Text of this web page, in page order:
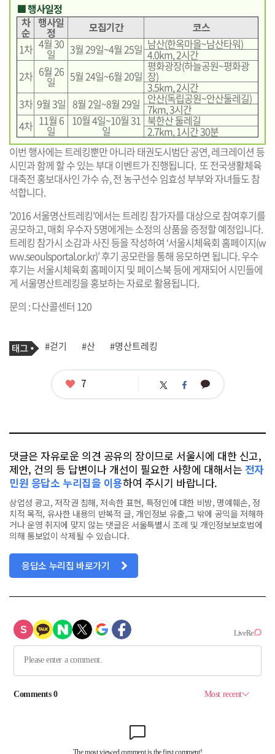
■ 행사일정
차
순
행사일
정 모집기간
코스
1차 4월 30
일 3월 29일~4월 25일 남산(한옥마을~남산타워)
4.0km, 2시간
2차 6월 26
일 5월 24일~6월 20일
평화광장(하늘공원~평화광
장)
3.5km, 2시간
3차 9월 3일 8월 2일~8월 29일 안산(독립공원~안산둘레길)
7km, 3시간
4차 11월 6
일
10월 4일~10월 31
일
북한산 둘레길
2.7km, 1시간 30분
이번 행사에는 트레킹뿐만 아니라 태권도시범단 공연, 레크레이션 등
시민과 함께 할 수 있는 부대 이벤트가 진행됩니다. 또 전국생활체육
대축전 홍보대사인 가수 슈, 전 농구선수 임효성 부부와 자녀들도 참
석합니다.
'2016 서울명산트레킹'에서는 트레킹 참가자를 대상으로 참여후기를
공모하고, 매회 우수자 5명에게는 소정의 상품을 증정할 예정입니다.
트레킹 참가시 소감과 사진 등을 작성하여 ‘서울시체육회 홈페이지(w
ww.seoulsportal.or.kr)’ 후기 공모란을 통해 응모하면 됩니다. 우수
후기는 서울시체육회 홈페이지 및 페이스북 등에 게재되어 시민들에
게 서울명산트레킹을 홍보하는 자료로 활용됩니다.
문의 : 다산콜센터 120
기
사
태
그
#걷기 #산 #명산트레킹
좋
7 트 페 카
댓글은 자유로운 의견 공유의 장이므로 서울시에 대한 신고,
제안, 건의 등 답변이나 개선이 필요한 사항에 대해서는 전자
민원 응답소 누리집을 이용하여 주시기 바랍니다.
상업성 광고, 저작권 침해, 저속한 표현, 특정인에 대한 비방, 명예훼손, 정
치적 목적, 유사한 내용의 반복적 글, 개인정보 유출,그 밖에 공익을 저해하
거나 운영 취지에 맞지 않는 댓글은 서울특별시 조례 및 개인정보보호법에
의해 통보없이 삭제될 수 있습니다.
응답소 누리집 바로가기